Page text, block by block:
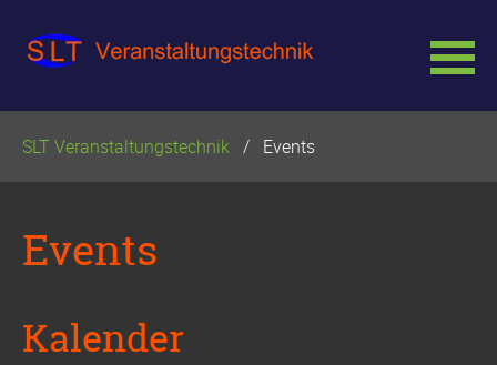
überspringen
SLT Veranstaltungstechnik Events
Events
Kalender